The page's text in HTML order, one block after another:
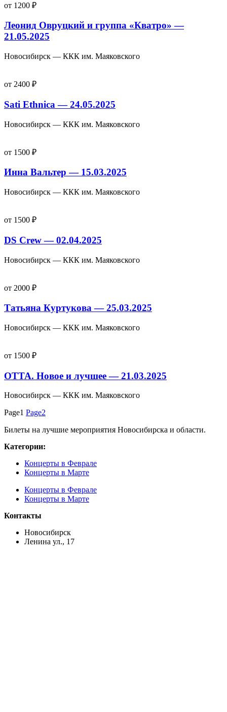
от 1200 ₽
Леонид Овруцкий и группа «Кватро» —
21.05.2025
Новосибирск — ККК им. Маяковского
от 2400 ₽
Sati Ethnica — 24.05.2025
Новосибирск — ККК им. Маяковского
от 1500 ₽
Инна Вальтер — 15.03.2025
Новосибирск — ККК им. Маяковского
от 1500 ₽
DS Crew — 02.04.2025
Новосибирск — ККК им. Маяковского
от 2000 ₽
Татьяна Куртукова — 25.03.2025
Новосибирск — ККК им. Маяковского
от 1500 ₽
ОТТА. Новое и лучшее — 21.03.2025
Новосибирск — ККК им. Маяковского
Page1 Page2
Билеты на лучшие мероприятия Новосибирска и области.
Категории:
Концерты в Феврале
Концерты в Марте
Концерты в Феврале
Концерты в Марте
Контакты
Новосибирск
Ленина ул., 17